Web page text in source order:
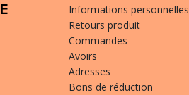
Informations personnelles
Retours produit
Commandes
Avoirs
Adresses
Bons de réduction